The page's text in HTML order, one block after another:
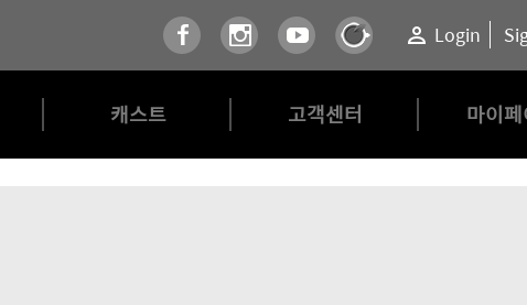
Login
캐스트 고객센터 마이